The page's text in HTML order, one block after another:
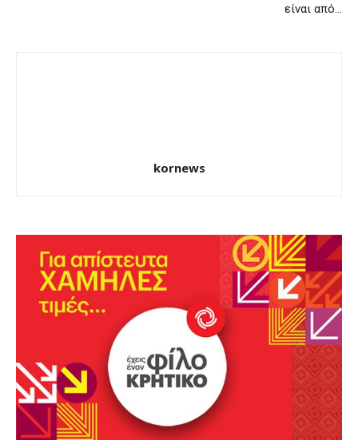
είναι από…
kornews